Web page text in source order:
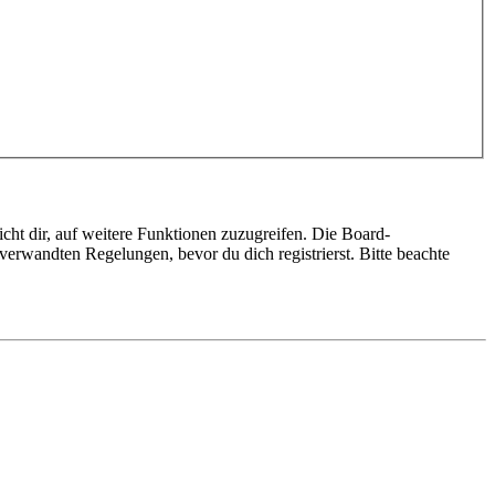
dir, auf weitere Funktionen zuzugreifen. Die Board-
Regelungen, bevor du dich registrierst. Bitte beachte